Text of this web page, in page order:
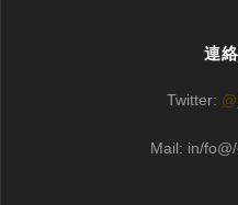
連
Twitter:
Mail: in/